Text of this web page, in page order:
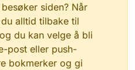
siden? Når
alltid tilbake til
du kan velge å bli
post eller push-
bokmerker og gi